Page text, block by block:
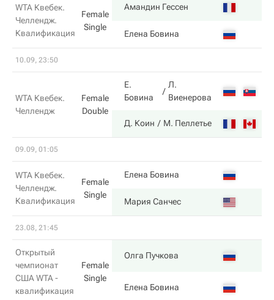
WTA Квебек.
Челлендж.
Квалификация
Female
Single
Амандин Гессен
Елена Бовина
10.09, 23:50
WTA Квебек.
Челлендж
Female
Double
Е.
Бовина
Л.
Виенерова
Д. Коин М. Пеллетье
09.09, 01:05
WTA Квебек.
Челлендж.
Квалификация
Female
Single
Елена Бовина
Мария Санчес
23.08, 21:45
Открытый
чемпионат
США WTA -
квалификация
Female
Single
Олга Пучкова
Елена Бовина